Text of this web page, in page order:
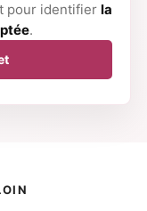
pour identifier la
.